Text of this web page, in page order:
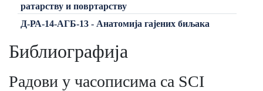
ратарству и повртарству
Д-РА-14-АГБ-13 - Анатомија гајених биљака
Библиографија
Радови у часописима са SCI